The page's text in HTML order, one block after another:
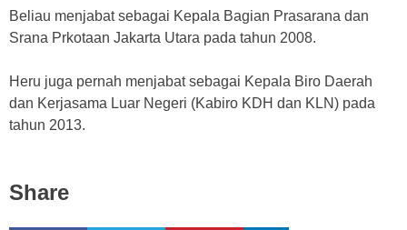
Beliau menjabat sebagai Kepala Bagian Prasarana dan
Srana Prkotaan Jakarta Utara pada tahun 2008.
Heru juga pernah menjabat sebagai Kepala Biro Daerah
dan Kerjasama Luar Negeri (Kabiro KDH dan KLN) pada
tahun 2013.
Share